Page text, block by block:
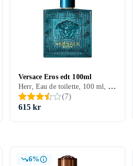
Versace Eros edt 100ml
Herr, Eau de toilette, 100 ml, Eros, Cederträ, Tonkabönor, Mynta, Äpple, Citron/Citrus, Ros, Ek, Vetiver, Pelargonia, Mossa, Vanilj, Ambra, Geranium, Ekmossa
(7)
615 kr
6%